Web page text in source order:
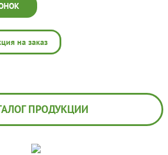
на заказ
ПРОДУКЦИИ